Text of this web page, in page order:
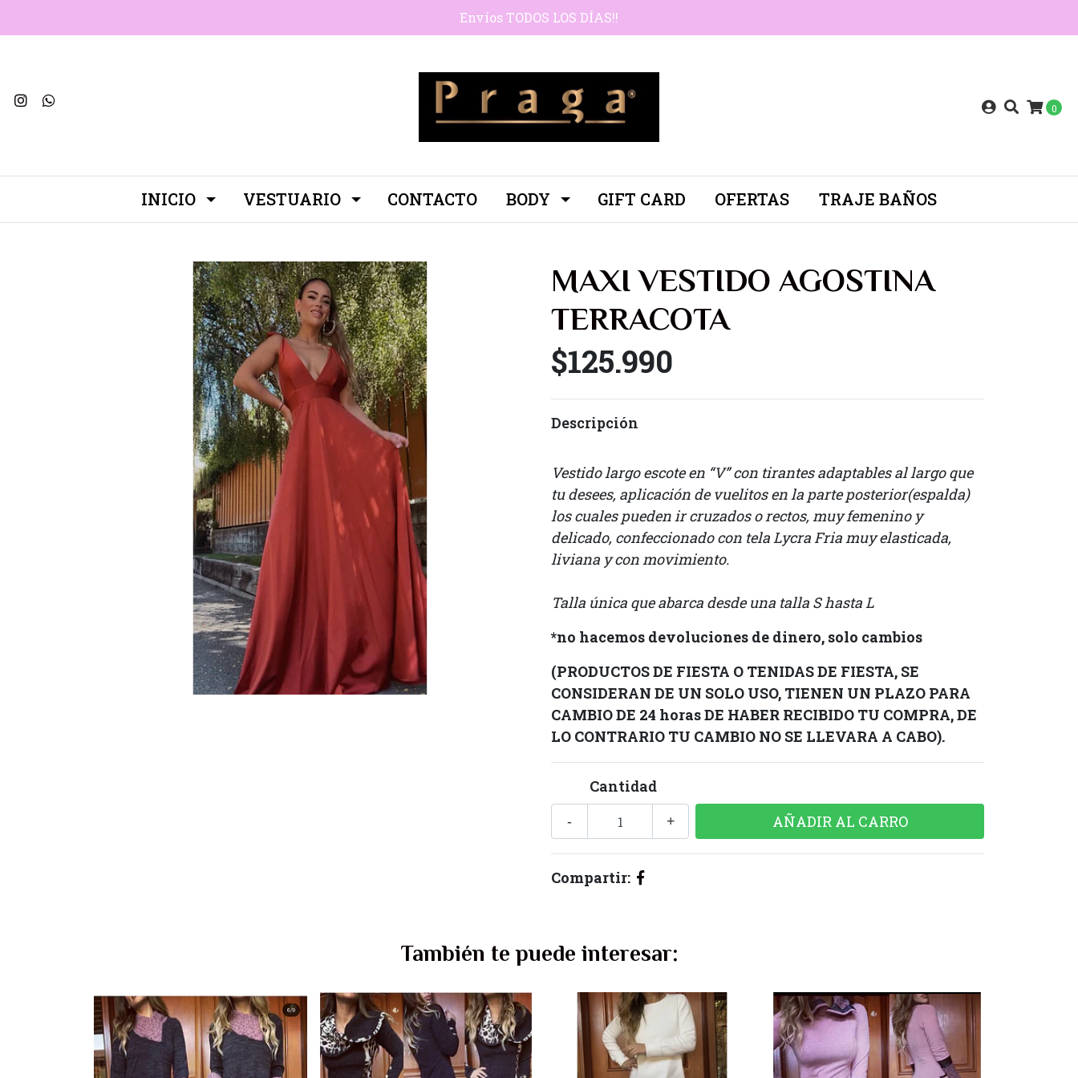
Envíos TODOS LOS DÍAS!!
0
INICIO VESTUARIO CONTACTO BODY GIFT CARD OFERTAS TRAJE BAÑOS
MAXI VESTIDO AGOSTINA
TERRACOTA
$125.990
Descripción
Vestido largo escote en “V” con tirantes adaptables al largo que
tu desees, aplicación de vuelitos en la parte posterior(espalda)
los cuales pueden ir cruzados o rectos, muy femenino y
delicado, confeccionado con tela Lycra Fria muy elasticada,
liviana y con movimiento.
Talla única que abarca desde una talla S hasta L
*no hacemos devoluciones de dinero, solo cambios
(PRODUCTOS DE FIESTA O TENIDAS DE FIESTA, SE
CONSIDERAN DE UN SOLO USO, TIENEN UN PLAZO PARA
CAMBIO DE 24 horas DE HABER RECIBIDO TU COMPRA, DE
LO CONTRARIO TU CAMBIO NO SE LLEVARA A CABO).
Cantidad
+
-
Compartir:
También te puede interesar: